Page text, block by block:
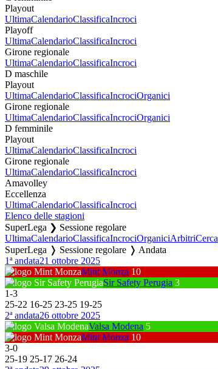
Playout
UltimaCalendarioClassificaIncroci
Playoff
UltimaCalendarioClassificaIncroci
Girone regionale
UltimaCalendarioClassificaIncroci
D maschile
Playout
UltimaCalendarioClassificaIncrociOrganici
Girone regionale
UltimaCalendarioClassificaIncrociOrganici
D femminile
Playout
UltimaCalendarioClassificaIncroci
Girone regionale
UltimaCalendarioClassificaIncroci
Amavolley
Eccellenza
UltimaCalendarioClassificaIncroci
Elenco delle stagioni
SuperLega ❯ Sessione regolare
UltimaCalendarioClassificaIncrociOrganiciArbitriCerca
SuperLega ❭ Sessione regolare ❭ Andata
1ª andata21 ottobre 2025
Mint Monza 10
Sir Safety Perugia 3
1-3
25-22 16-25 23-25 19-25
2ª andata26 ottobre 2025
Valsa Modena 5
Mint Monza 10
3-0
25-19 25-17 26-24